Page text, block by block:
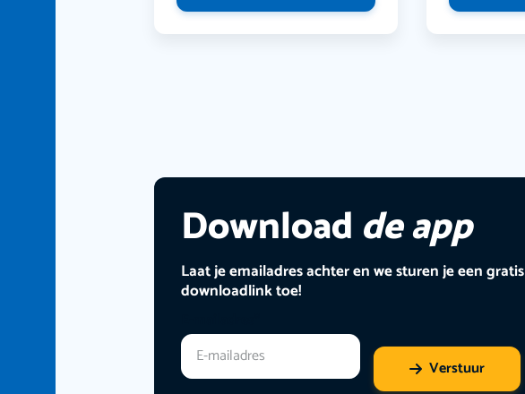
Download de app
Laat je emailadres achter en we sturen je een gratis
downloadlink toe!
Verstuur